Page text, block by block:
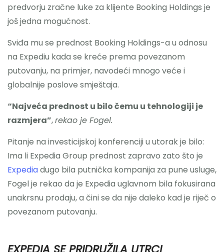
predvorju zračne luke za klijente Booking Holdings je
još jedna mogućnost.
Sviđa mu se prednost Booking Holdings-a u odnosu
na Expediu kada se kreće prema povezanom
putovanju, na primjer, navodeći mnogo veće i
globalnije poslove smještaja.
“Najveća prednost u bilo čemu u tehnologiji je
razmjera”,rekao je Fogel.
Pitanje na investicijskoj konferenciji u utorak je bilo:
Ima li Expedia Group prednost zapravo zato što je
Expediadugo bila putnička kompanija za pune usluge,
Fogel je rekao da je Expedia uglavnom bila fokusirana
unakrsnu prodaju, a čini se da nije daleko kad je riječ o
povezanom putovanju.